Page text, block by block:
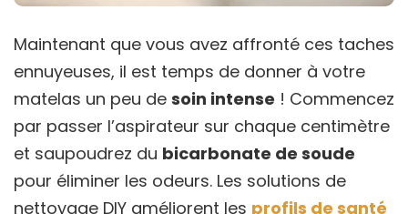
Maintenant que vous avez affronté ces taches
ennuyeuses, il est temps de donner à votre
matelas un peu de soin intense ! Commencez
par passer l’aspirateur sur chaque centimètre
et saupoudrez du bicarbonate de soude
pour éliminer les odeurs. Les solutions de
nettoyage DIY améliorent les profils de santé